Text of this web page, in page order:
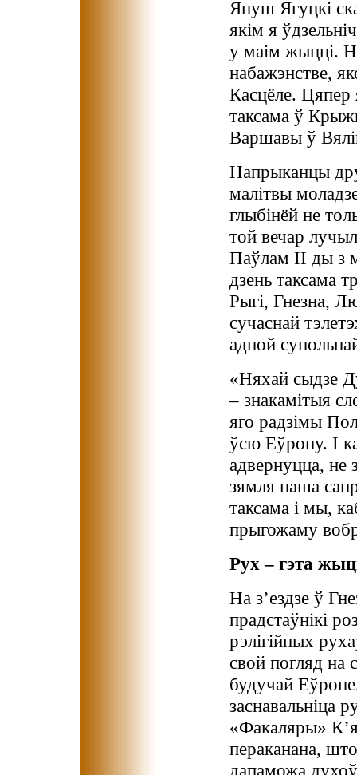
Януш Ягуцкі
якім я
у маім жыцці.
набажэнстве,
Касцёле. Цяпер
таксама ў
Варшавы ў
Напрыканцы
малітвы
глыбінёй не
той вечар
Паўлам ІІ ды з
дзень таксама
Рыгі, Гнезна,
сучаснай
адной
«Няхай сыдзе
– знакамітыя
яго радзімы
ўсю Еўропу. І
адвернуцца, не
зямля наша
таксама і мы,
прыгожаму
Рух – гэта
На з’ездзе ў
прадстаўнікі
рэлігійных
свой погляд на
будучай
заснавальніца
«Факаляры»
пераканана,
дапаможа